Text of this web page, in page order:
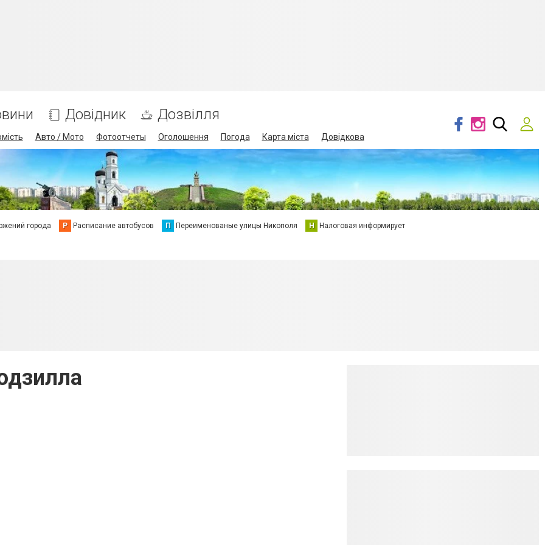
Довідник Дозвілля
Авто / Мото Фотоотчеты Оголошення Погода Карта міста Довідкова
города Р Расписание автобусов П Переименованые улицы Никополя Н Налоговая информирует